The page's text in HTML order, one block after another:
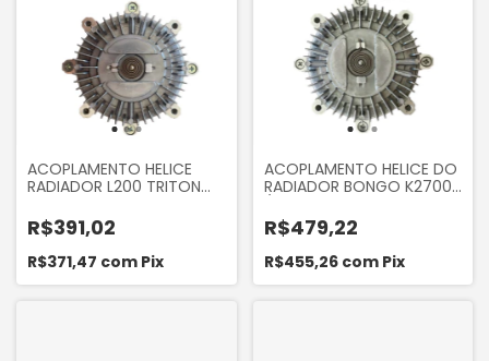
ACOPLAMENTO HELICE
RADIADOR L200 TRITON
DAKAR 3.2 2009 A 2016,
PAJERO FULL 3.2 2001 A
2014
R$391,02
R$371,47 com Pix
ACOPLAMENTO HELICE DO
RADIADOR BONGO K2700
R$479,22
R$455,26 com Pix